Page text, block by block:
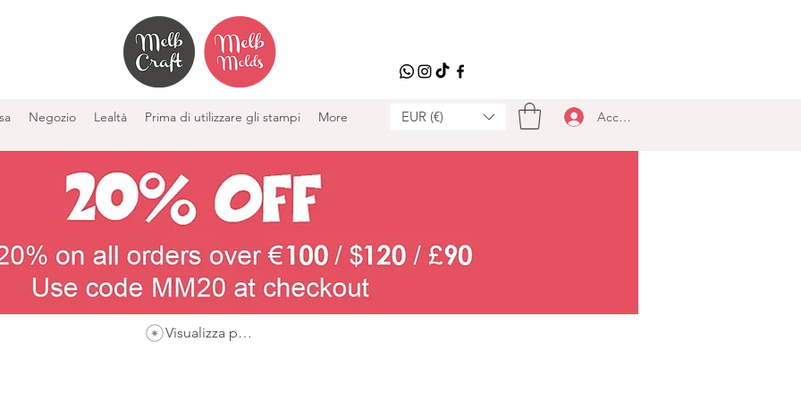
Negozio Lealtà Prima di utilizzare gli stampi More EUR (€) Accedi
Visualizza punti